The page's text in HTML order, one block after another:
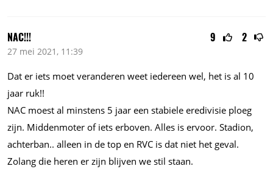
9 2
NAC!!!
27 mei 2021, 11:39
Dat er iets moet veranderen weet iedereen wel, het is al 10
jaar ruk!!
NAC moest al minstens 5 jaar een stabiele eredivisie ploeg
zijn. Middenmoter of iets erboven. Alles is ervoor. Stadion,
achterban.. alleen in de top en RVC is dat niet het geval.
Zolang die heren er zijn blijven we stil staan.